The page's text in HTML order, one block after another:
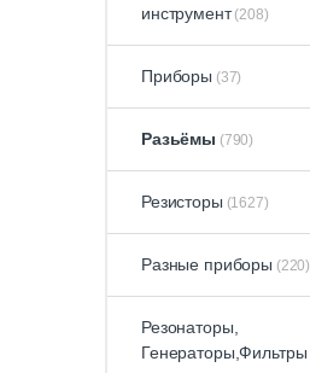
инструмент(208)
Приборы (37)
Разьёмы (790)
Резисторы (1627)
Разные приборы (220)
Резонаторы,
Генераторы,Фильтры